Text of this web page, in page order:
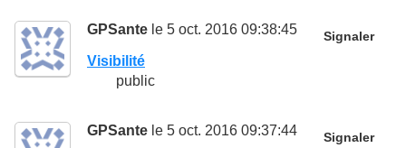
GPSante le 5 oct. 2016 09:38:45 Signaler
Visibilité
public
GPSante le 5 oct. 2016 09:37:44 Signaler